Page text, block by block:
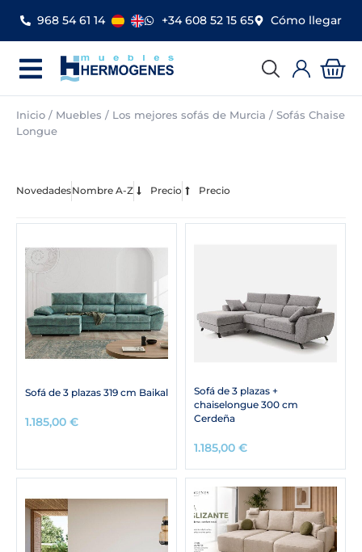
contenido
968 54 61 14 +34 608 52 15 65 Cómo llegar
Inicio / Muebles / Los mejores sofás de Murcia / Sofás Chaise
Longue
NovedadesNombre A-Z Precio Precio
Sofá de 3 plazas 319 cm Baikal
1.185,00 €
Sofá de 3 plazas +
chaiselongue 300 cm
Cerdeña
1.185,00 €